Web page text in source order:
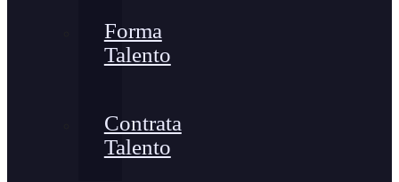
Forma
Talento
Contrata
Talento